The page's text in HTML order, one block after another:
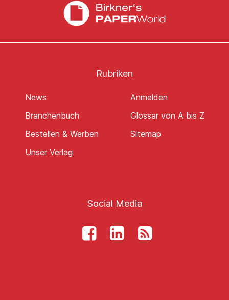
Rubriken
News
Branchenbuch
Bestellen & Werben
Unser Verlag
Anmelden
Glossar von A bis Z
Sitemap
Social Media